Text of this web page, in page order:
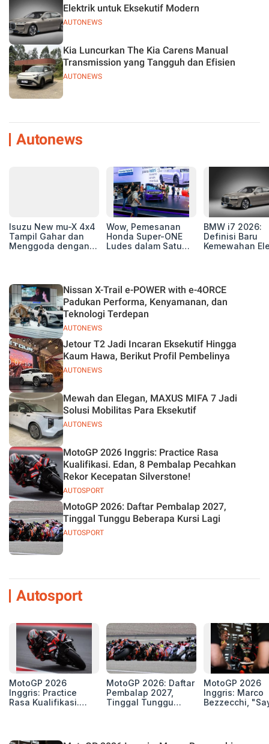
AUTONEWS
Elektrik untuk Eksekutif Modern
AUTONEWS
Kia Luncurkan The Kia Carens Manual
Transmission yang Tangguh dan Efisien
Autonews
Isuzu New mu-X 4x4
Tampil Gahar dan
Menggoda dengan
Wow, Pemesanan
Honda Super-ONE
Ludes dalam Satu
BMW i7 2026:
Definisi Baru
Kemewahan
AUTONEWS
Nissan X-Trail e-POWER with e-4ORCE
Padukan Performa, Kenyamanan, dan
Teknologi Terdepan
AUTONEWS
Jetour T2 Jadi Incaran Eksekutif Hingga
Kaum Hawa, Berikut Profil Pembelinya
AUTONEWS
Mewah dan Elegan, MAXUS MIFA 7 Jadi
Solusi Mobilitas Para Eksekutif
AUTOSPORT
MotoGP 2026 Inggris: Practice Rasa
Kualifikasi. Edan, 8 Pembalap Pecahkan
Rekor Kecepatan Silverstone!
AUTOSPORT
MotoGP 2026: Daftar Pembalap 2027,
Tinggal Tunggu Beberapa Kursi Lagi
Autosport
MotoGP 2026
Inggris: Practice
Rasa Kualifikasi.
Silverstone!
MotoGP 2026: Daftar
Pembalap 2027,
Tinggal Tunggu
MotoGP 2026
Inggris: Marco
Bezzecchi,